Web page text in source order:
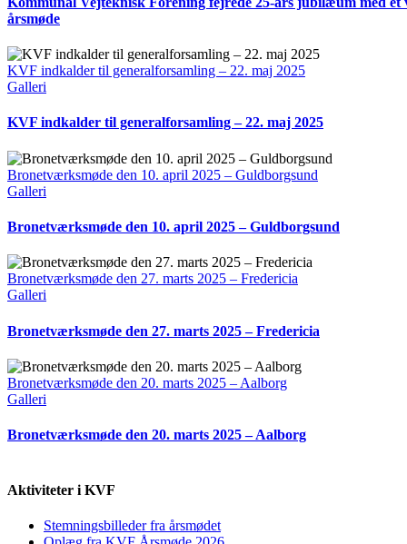
årsmøde
KVF indkalder til generalforsamling – 22. maj 2025
Galleri
KVF indkalder til generalforsamling – 22. maj 2025
Bronetværksmøde den 10. april 2025 – Guldborgsund
Galleri
Bronetværksmøde den 10. april 2025 – Guldborgsund
Bronetværksmøde den 27. marts 2025 – Fredericia
Galleri
Bronetværksmøde den 27. marts 2025 – Fredericia
Bronetværksmøde den 20. marts 2025 – Aalborg
Galleri
Bronetværksmøde den 20. marts 2025 – Aalborg
Aktiviteter i KVF
Stemningsbilleder fra årsmødet